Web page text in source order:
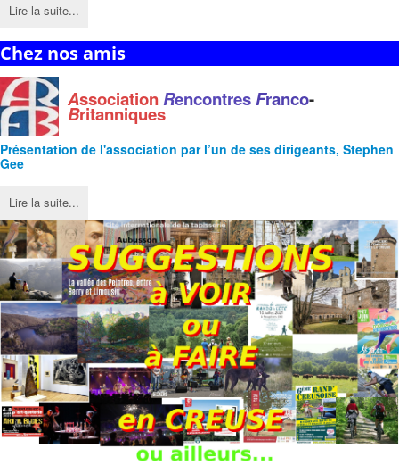
Lire la suite...
Chez nos amis
AssociationRencontresFranco-
Britanniques
Présentation de l'association par l’un de ses dirigeants, Stephen
Gee
Lire la suite...